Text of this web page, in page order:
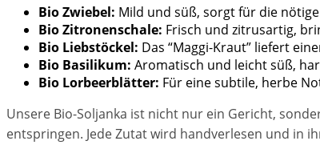
Bio Zwiebel: Mild und süß, sorgt für die
Bio Zitronenschale: Frisch und zitrusartig,
Bio Liebstöckel: Das “Maggi-Kraut” liefert
Bio Basilikum: Aromatisch und leicht süß,
Bio Lorbeerblätter: Für eine subtile, herbe
Unsere Bio-Soljanka ist nicht nur ein Gericht,
entspringen. Jede Zutat wird handverlesen und in